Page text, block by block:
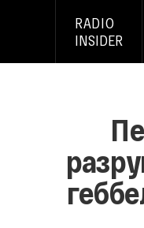
RADIO
INSIDER